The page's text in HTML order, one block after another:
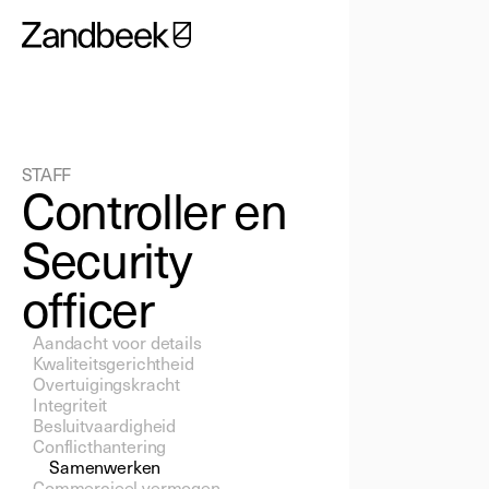
STAFF
Controller en
Security
officer
Aandacht voor details
Kwaliteitsgerichtheid
Overtuigingskracht
Integriteit
Besluitvaardigheid
Conflicthantering
Samenwerken